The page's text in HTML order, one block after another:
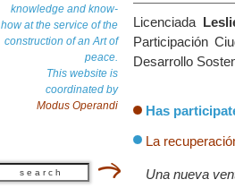
knowledge and know-
how at the service of the
construction of an Art of
peace.
This website is
coordinated by
Modus Operandi
Licenciada
Participación
Desarrollo
Has
La
Una nueva